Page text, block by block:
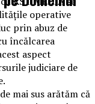
operative
prin abuz de
încălcarea
aspect
judiciare de
mai sus arătăm că